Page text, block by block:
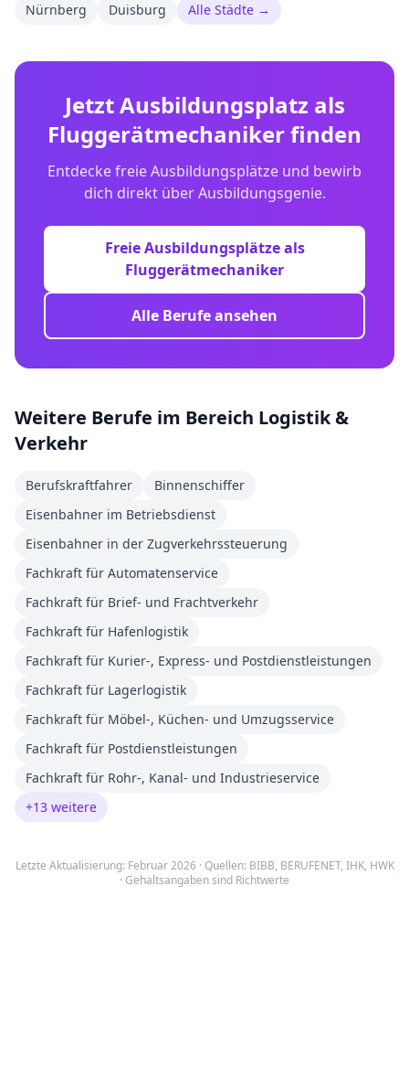
Nürnberg
Duisburg Alle Städte →
Jetzt Ausbildungsplatz als
Fluggerätmechanikerfinden
Entdecke freie Ausbildungsplätze und bewirb
dich direkt über Ausbildungsgenie.
Freie Ausbildungsplätze als
Fluggerätmechaniker
Alle Berufe ansehen
Weitere Berufe im Bereich Logistik &
Verkehr
Berufskraftfahrer
Binnenschiffer
Eisenbahner im Betriebsdienst
Eisenbahner in der Zugverkehrssteuerung
Fachkraft für Automatenservice
Fachkraft für Brief- und Frachtverkehr
Fachkraft für Hafenlogistik
Fachkraft für Kurier-, Express- und Postdienstleistungen
Fachkraft für Lagerlogistik
Fachkraft für Möbel-, Küchen- und Umzugsservice
Fachkraft für Postdienstleistungen
Fachkraft für Rohr-, Kanal- und Industrieservice
+13 weitere
Letzte Aktualisierung: Februar 2026 · Quellen: BIBB, BERUFENET, IHK, HWK
· Gehaltsangaben sind Richtwerte